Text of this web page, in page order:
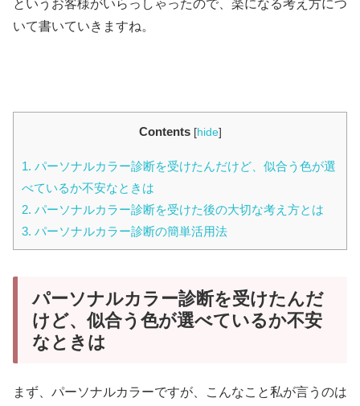
というお客様がいらっしゃったので、楽になる考え方につ
いて書いていきますね。
Contents [hide]
1. パーソナルカラー診断を受けたんだけど、似合う色が選
べているか不安なときは
2. パーソナルカラー診断を受けた後の大切な考え方とは
3. パーソナルカラー診断の簡単活用法
パーソナルカラー診断を受けたんだ
けど、似合う色が選べているか不安
なときは
まず、パーソナルカラーですが、こんなこと私が言うのは